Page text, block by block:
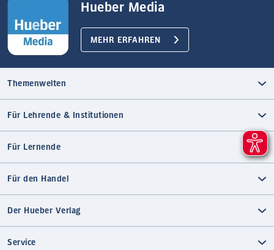
Hueber Media
MEHR ERFAHREN
Themenwelten
Für Lehrende & Institutionen
Für Lernende
Für den Handel
Der Hueber Verlag
Service